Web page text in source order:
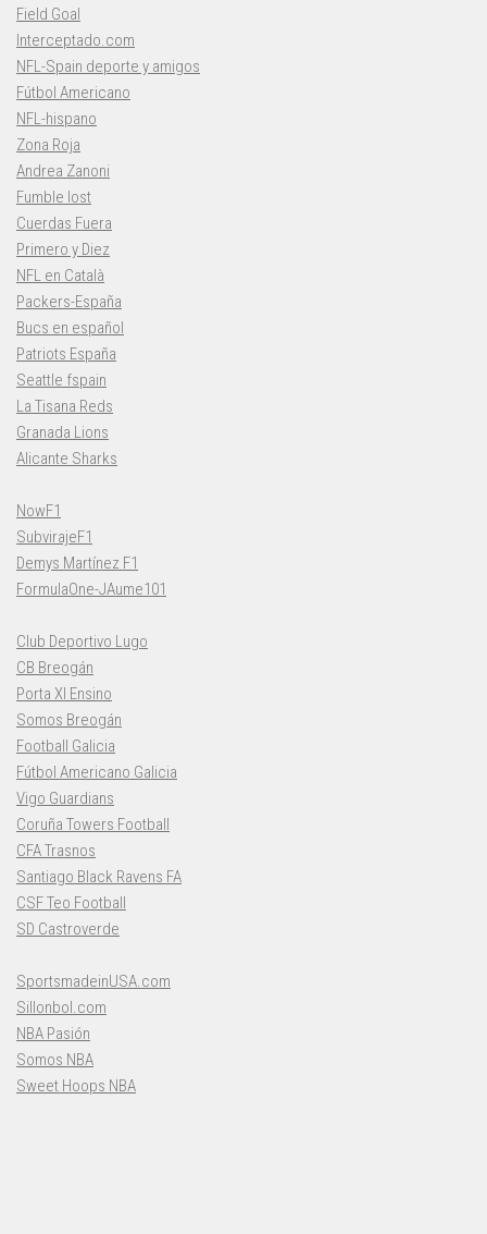
Field Goal
Interceptado.com
NFL-Spain deporte y amigos
Fútbol Americano
NFL-hispano
Zona Roja
Andrea Zanoni
Fumble lost
Cuerdas Fuera
Primero y Diez
NFL en Català
Packers-España
Bucs en español
Patriots España
Seattle fspain
La Tisana Reds
Granada Lions
Alicante Sharks
NowF1
SubvirajeF1
Demys Martínez F1
FormulaOne-JAume101
Club Deportivo Lugo
CB Breogán
Porta XI Ensino
Somos Breogán
Football Galicia
Fútbol Americano Galicia
Vigo Guardians
Coruña Towers Football
CFA Trasnos
Santiago Black Ravens FA
CSF Teo Football
SD Castroverde
SportsmadeinUSA.com
Sillonbol.com
NBA Pasión
Somos NBA
Sweet Hoops NBA